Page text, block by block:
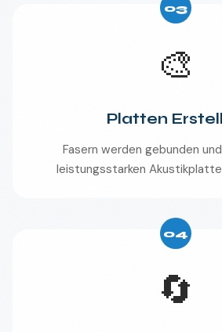
03
🎨
Platten
Fasern werden gebunden
leistungsstarken
04
🔄